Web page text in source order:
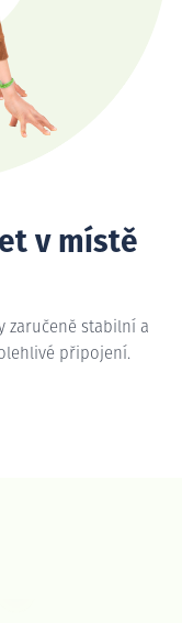
v místě
zaručeně stabilní a
připojení.